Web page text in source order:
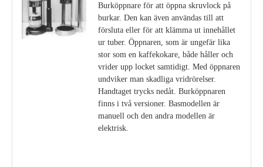
Burköppnare för att öppna skruvlock på
burkar. Den kan även användas till att
försluta eller för att klämma ut innehållet
ur tuber. Öppnaren, som är ungefär lika
stor som en kaffekokare, både håller och
vrider upp locket samtidigt. Med öppnaren
undviker man skadliga vridrörelser.
Handtaget trycks nedåt. Burköppnaren
finns i två versioner. Basmodellen är
manuell och den andra modellen är
elektrisk.